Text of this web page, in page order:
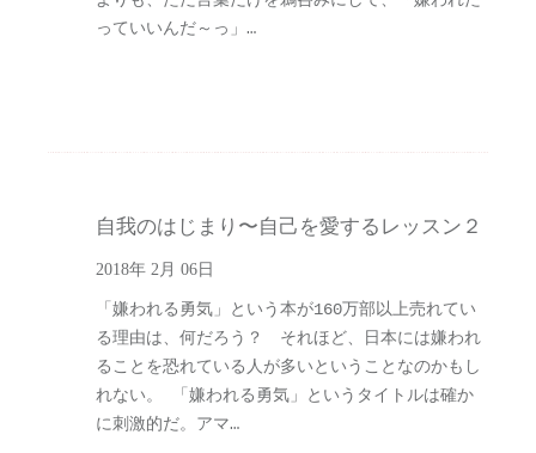
っていいんだ～っ」…
自我のはじまり〜自己を愛するレッスン２
2018年 2月 06日
「嫌われる勇気」という本が160万部以上売れてい
る理由は、何だろう？ それほど、日本には嫌われ
ることを恐れている人が多いということなのかもし
れない。 「嫌われる勇気」というタイトルは確か
に刺激的だ。アマ…